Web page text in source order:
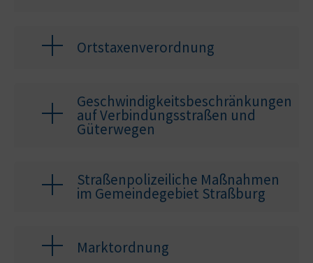
Ortstaxenverordnung
Geschwindigkeitsbeschränkungen
auf Verbindungsstraßen und
Güterwegen
Straßenpolizeiliche Maßnahmen
im Gemeindegebiet Straßburg
Marktordnung